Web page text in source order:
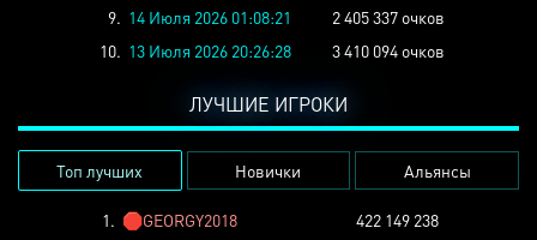
9. 14 Июля 2026 01:08:21
2 405 337 очков
10. 13 Июля 2026 20:26:28 3 410 094 очков
ЛУЧШИЕ ИГРОКИ
Топ лучших Новички Альянсы
1. 🛑GEORGY2018
422 149 238